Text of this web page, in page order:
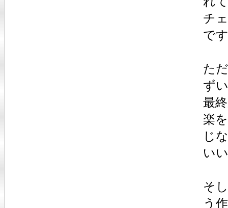
チ
で
た
ず
最
楽
じ
い
そ
う